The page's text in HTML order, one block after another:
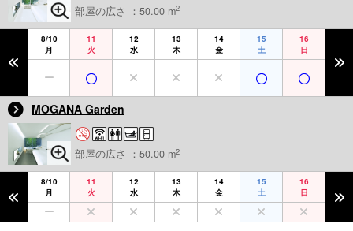
部屋の広さ ：50.00 m2
8/10
月
11
火
12
水
13
木
14
金
15
土
16
日
MOGANA Garden
部屋の広さ ：50.00 m2
8/10
月
11
火
12
水
13
木
14
金
15
土
16
日